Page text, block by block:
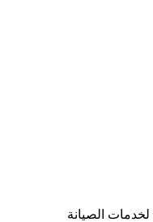
لخدمات الصيانة